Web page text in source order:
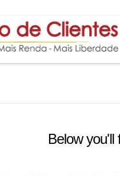
Below you'll